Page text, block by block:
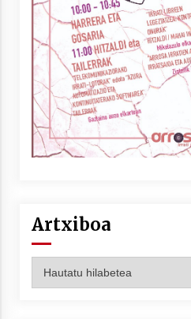
Artxiboa